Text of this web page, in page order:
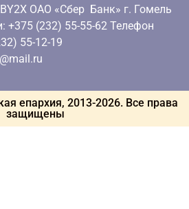
ОАО «Сбер Банк» г. Гомель
+375 (232) 55-55-62 Телефон
55-12-19
епархия, 2013-2026. Все права
защищены